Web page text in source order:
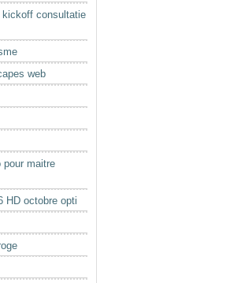
kickoff consultatie
web
pour maitre
HD octobre opti